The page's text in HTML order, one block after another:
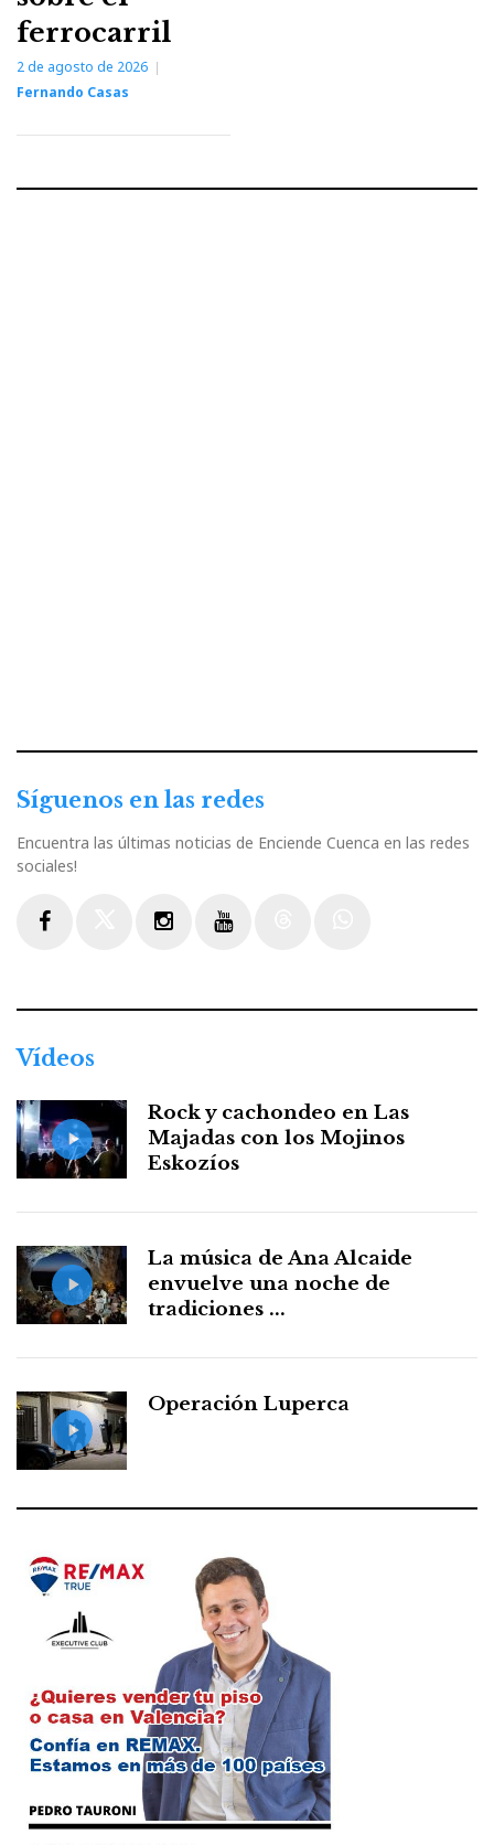
ferrocarril
2 de agosto de 2026
Fernando Casas
Síguenos en las redes
Encuentra las últimas noticias de Enciende Cuenca en las redes
sociales!
Vídeos
Rock y cachondeo en Las
Majadas con los Mojinos
Eskozíos
La música de Ana Alcaide
envuelve una noche de
tradiciones ...
Operación Luperca